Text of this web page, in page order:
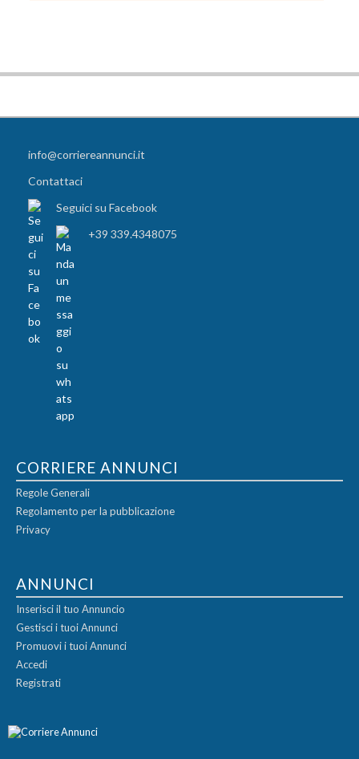
info@corriereannunci.it
Contattaci
Seguici su Facebook
+39 339.4348075
CORRIERE ANNUNCI
Regole Generali
Regolamento per la pubblicazione
Privacy
ANNUNCI
Inserisci il tuo Annuncio
Gestisci i tuoi Annunci
Promuovi i tuoi Annunci
Accedi
Registrati